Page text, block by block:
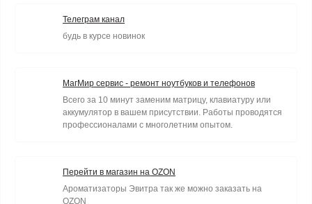
Телеграм канал
будь в курсе новинок
МагМир сервис - ремонт ноутбуков и телефонов
Всего за 10 минут заменим матрицу, клавиатуру или
аккумулятор в вашем присутствии. Работы проводятся
профессионалами с многолетним опытом.
Перейти в магазин на OZON
Ароматизаторы Эвитра так же можно заказать на
OZON